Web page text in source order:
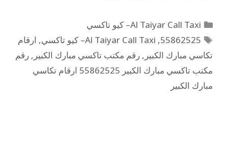
Al Taiyar Call Taxi– كيو تاكسي
55862525
, Al Taiyar Call Taxi– كيو تاكسي , ارقام
تكاسي مبارك الكبير , رقم مكتب تاكسي مبارك الكبير , رقم
مكتب تاكسي مبارك الكبير 55862525 ارقام تكاسي
مبارك الكبير